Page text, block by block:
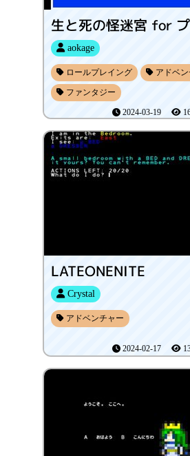
生と死の怪迷宮 for
aokage
ロールプレイング アドベ
ファンタジー
2024-03-19
LATEONENITE
Crystal
アドベンチャー
2024-02-17